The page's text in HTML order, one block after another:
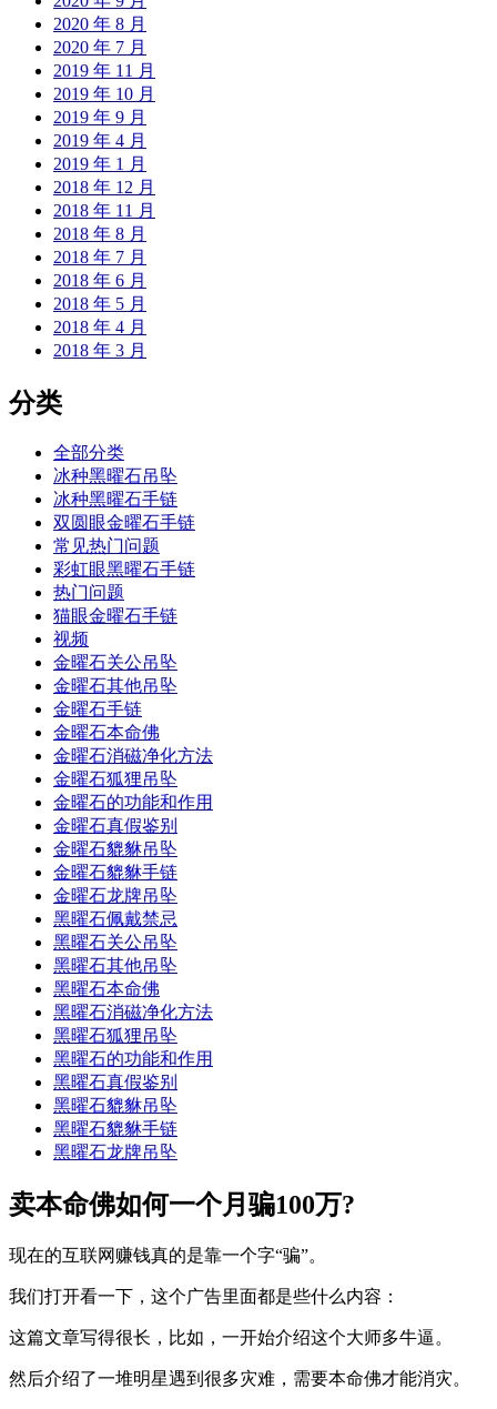
2020 年 8 月
2020 年 7 月
2019 年 11 月
2019 年 10 月
2019 年 9 月
2019 年 4 月
2019 年 1 月
2018 年 12 月
2018 年 11 月
2018 年 8 月
2018 年 7 月
2018 年 6 月
2018 年 5 月
2018 年 4 月
2018 年 3 月
分类
全部分类
冰种黑曜石吊坠
冰种黑曜石手链
双圆眼金曜石手链
常见热门问题
彩虹眼黑曜石手链
热门问题
猫眼金曜石手链
视频
金曜石关公吊坠
金曜石其他吊坠
金曜石手链
金曜石本命佛
金曜石消磁净化方法
金曜石狐狸吊坠
金曜石的功能和作用
金曜石真假鉴别
金曜石貔貅吊坠
金曜石貔貅手链
金曜石龙牌吊坠
黑曜石佩戴禁忌
黑曜石关公吊坠
黑曜石其他吊坠
黑曜石本命佛
黑曜石消磁净化方法
黑曜石狐狸吊坠
黑曜石的功能和作用
黑曜石真假鉴别
黑曜石貔貅吊坠
黑曜石貔貅手链
黑曜石龙牌吊坠
卖本命佛如何一个月骗100万?
现在的互联网赚钱真的是靠一个字“骗”。
我们打开看一下，这个广告里面都是些什么内容：
这篇文章写得很长，比如，一开始介绍这个大师多牛逼。
然后介绍了一堆明星遇到很多灾难，需要本命佛才能消灾。